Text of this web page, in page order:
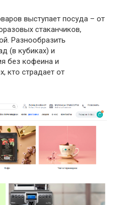
выступает посуда – от
стаканчиков,
Разнообразить
(в кубиках) и
без кофеина и
кто страдает от